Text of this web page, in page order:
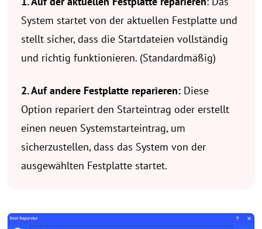
System startet von der aktuellen Festplatte und
stellt sicher, dass die Startdateien vollständig
und richtig funktionieren. (Standardmäßig)
2. Auf andere Festplatte reparieren: Diese
Option repariert den Starteintrag oder erstellt
einen neuen Systemstarteintrag, um
sicherzustellen, dass das System von der
ausgewählten Festplatte startet.